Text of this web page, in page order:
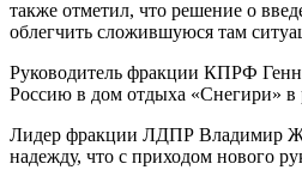
также отметил, что решение о
облегчить сложившуюся там
Руководитель фракции КПРФ
Россию в дом отдыха «Снегири» в
Лидер фракции ЛДПР Владимир
надежду, что с приходом нового